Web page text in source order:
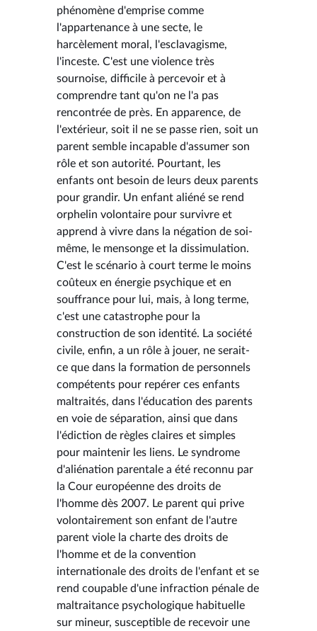
phénomène d'emprise comme
l'appartenance à une secte, le
harcèlement moral, l'esclavagisme,
l'inceste. C'est une violence très
sournoise, difficile à percevoir et à
comprendre tant qu'on ne l'a pas
rencontrée de près. En apparence, de
l'extérieur, soit il ne se passe rien, soit un
parent semble incapable d'assumer son
rôle et son autorité. Pourtant, les
enfants ont besoin de leurs deux parents
pour grandir. Un enfant aliéné se rend
orphelin volontaire pour survivre et
apprend à vivre dans la négation de soi-
même, le mensonge et la dissimulation.
C'est le scénario à court terme le moins
coûteux en énergie psychique et en
souffrance pour lui, mais, à long terme,
c'est une catastrophe pour la
construction de son identité. La société
civile, enfin, a un rôle à jouer, ne serait-
ce que dans la formation de personnels
compétents pour repérer ces enfants
maltraités, dans l'éducation des parents
en voie de séparation, ainsi que dans
l'édiction de règles claires et simples
pour maintenir les liens. Le syndrome
d'aliénation parentale a été reconnu par
la Cour européenne des droits de
l'homme dès 2007. Le parent qui prive
volontairement son enfant de l'autre
parent viole la charte des droits de
l'homme et de la convention
internationale des droits de l'enfant et se
rend coupable d'une infraction pénale de
maltraitance psychologique habituelle
sur mineur, susceptible de recevoir une